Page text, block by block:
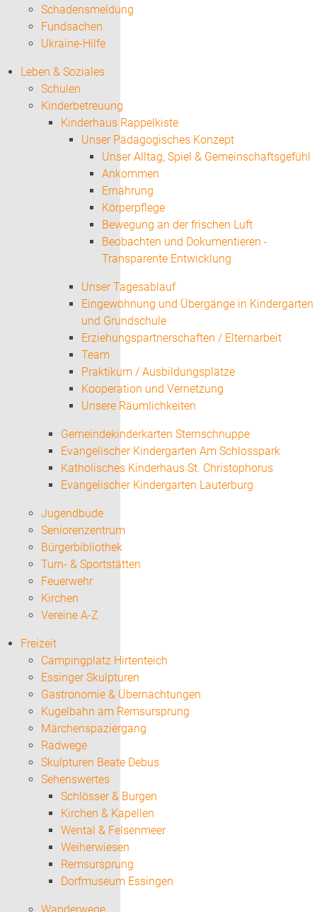
Schadensmeldung
Fundsachen
Ukraine-Hilfe
Leben & Soziales
Schulen
Kinderbetreuung
Kinderhaus Rappelkiste
Unser Pädagogisches Konzept
Unser Alltag, Spiel & Gemeinschaftsgefühl
Ankommen
Ernährung
Körperpflege
Bewegung an der frischen Luft
Beobachten und Dokumentieren -
Transparente Entwicklung
Unser Tagesablauf
Eingewöhnung und Übergänge in Kindergarten
und Grundschule
Erziehungspartnerschaften / Elternarbeit
Team
Praktikum / Ausbildungsplätze
Kooperation und Vernetzung
Unsere Räumlichkeiten
Gemeindekinderkarten Sternschnuppe
Evangelischer Kindergarten Am Schlosspark
Katholisches Kinderhaus St. Christophorus
Evangelischer Kindergarten Lauterburg
Jugendbude
Seniorenzentrum
Bürgerbibliothek
Turn- & Sportstätten
Feuerwehr
Kirchen
Vereine A-Z
Freizeit
Campingplatz Hirtenteich
Essinger Skulpturen
Gastronomie & Übernachtungen
Kugelbahn am Remsursprung
Märchenspaziergang
Radwege
Skulpturen Beate Debus
Sehenswertes
Schlösser & Burgen
Kirchen & Kapellen
Wental & Felsenmeer
Weiherwiesen
Remsursprung
Dorfmuseum Essingen